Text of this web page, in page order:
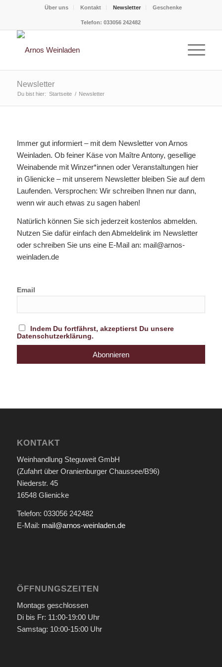
Über uns Kontakt Newsletter Geschenke
Telefon: 033056 242482
Newsletter
Du bist hier: Startseite / Newsletter
Immer gut informiert – mit dem Newsletter von Arnos
Weinladen. Ob feiner Käse von Maître Antony, gesellige
Weinabende mit Winzer*innen oder Veranstaltungen hier
in Glienicke – mit unserem Newsletter bleiben Sie auf dem
Laufenden. Versprochen: Wir schreiben Ihnen nur dann,
wenn wir auch etwas zu sagen haben!
Natürlich können Sie sich jederzeit kostenlos abmelden.
Nutzen Sie dafür einfach den Abmeldelink im Newsletter
oder schreiben Sie uns eine E-Mail an: mail@arnos-
weinladen.de
Email
Indem Du fortfährst, akzeptierst Du unsere
Datenschutzerklärung.
KONTAKT
Weinhandlung Steguweit GmbH
(Zufahrt über Oranienburger Chaussee/B96)
Niederstr. 45
16548 Glienicke
Telefon: 033056 242482
E-Mail: mail@arnos-weinladen.de
ÖFFNUNGSZEITEN
Montags geschlossen
Di bis Fr: 11:00-19:00 Uhr
Samstag: 10:00-15:00 Uhr